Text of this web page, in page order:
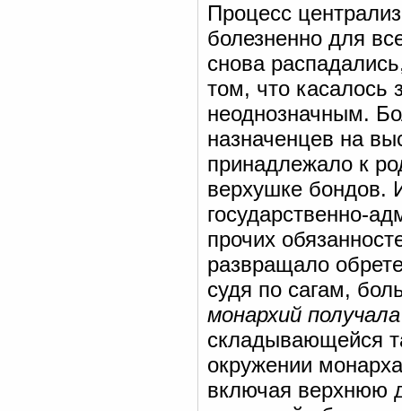
Процесс
болезненно для
снова
том, что касалось
неоднозначным.
назначенцев на
принадлежало к
верхушке бондов.
государственно-
прочих
развращало
судя по сагам,
монархий
складывающейся
окружении
включая верхнюю